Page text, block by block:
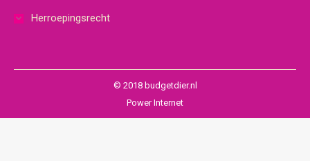
Herroepingsrecht
© 2018 budgetdier.nl
Power Internet